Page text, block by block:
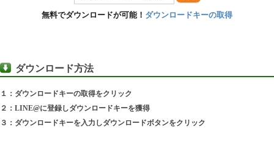
無料でダウンロードが可能！ ダウンロードキーの取得
ダウンロード方法
１：ダウンロードキーの取得をクリック
２：LINE@に登録しダウンロードキーを獲得
３：ダウンロードキーを入力しダウンロードボタンをクリック